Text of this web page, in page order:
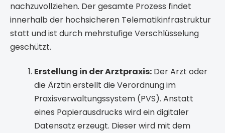
nachzuvollziehen. Der gesamte Prozess findet
innerhalb der hochsicheren Telematikinfrastruktur
statt und ist durch mehrstufige Verschlüsselung
geschützt.
Erstellung in der Arztpraxis: Der Arzt oder
die Ärztin erstellt die Verordnung im
Praxisverwaltungssystem (PVS). Anstatt
eines Papierausdrucks wird ein digitaler
Datensatz erzeugt. Dieser wird mit dem